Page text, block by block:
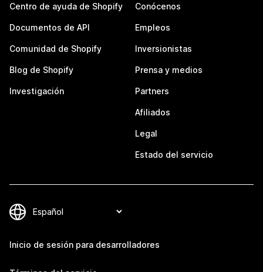
Centro de ayuda de Shopify
Documentos de API
Comunidad de Shopify
Blog de Shopify
Investigación
Conócenos
Empleos
Inversionistas
Prensa y medios
Partners
Afiliados
Legal
Estado del servicio
Inicio de sesión para desarrolladores